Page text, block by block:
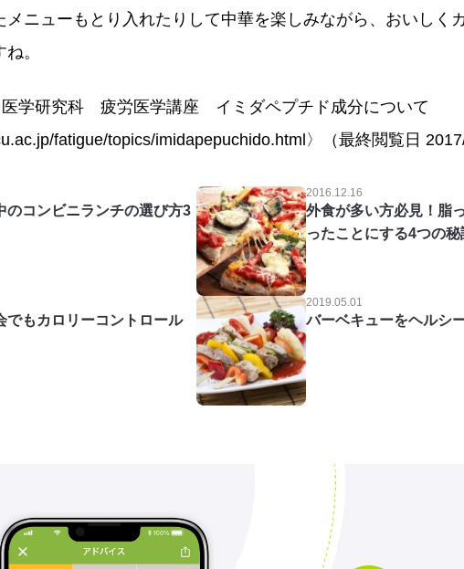
メニューもとり入れたりして中華を楽しみながら、おいしく
。
学研究科 疲労医学講座 イミダペプチド成分について
fatigue/topics/imidapepuchido.html〉（最終閲覧日 2017/
のコンビニランチの選び方3
2016.12.16
外食が多い方必見！脂
ったことにする4つの秘
でもカロリーコントロール
2019.05.01
バーベキューをヘルシ